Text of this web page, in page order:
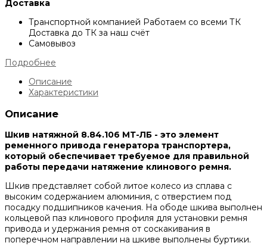
Доставка
Транспортной компанией Работаем со всеми ТК
Доставка до ТК за наш счёт
Самовывоз
Подробнее
Описание
Характеристики
Описание
Шкив натяжной 8.84.106 МТ-ЛБ - это элемент
ременного привода генератора транспортера,
который обеспечивает требуемое для правильной
работы передачи натяжение клинового ремня.
Шкив представляет собой литое колесо из сплава с
высоким содержанием алюминия, с отверстием под
посадку подшипников качения. На ободе шкива выполнен
кольцевой паз клинового профиля для установки ремня
привода и удержания ремня от соскакивания в
поперечном направлении на шкиве выполнены буртики.